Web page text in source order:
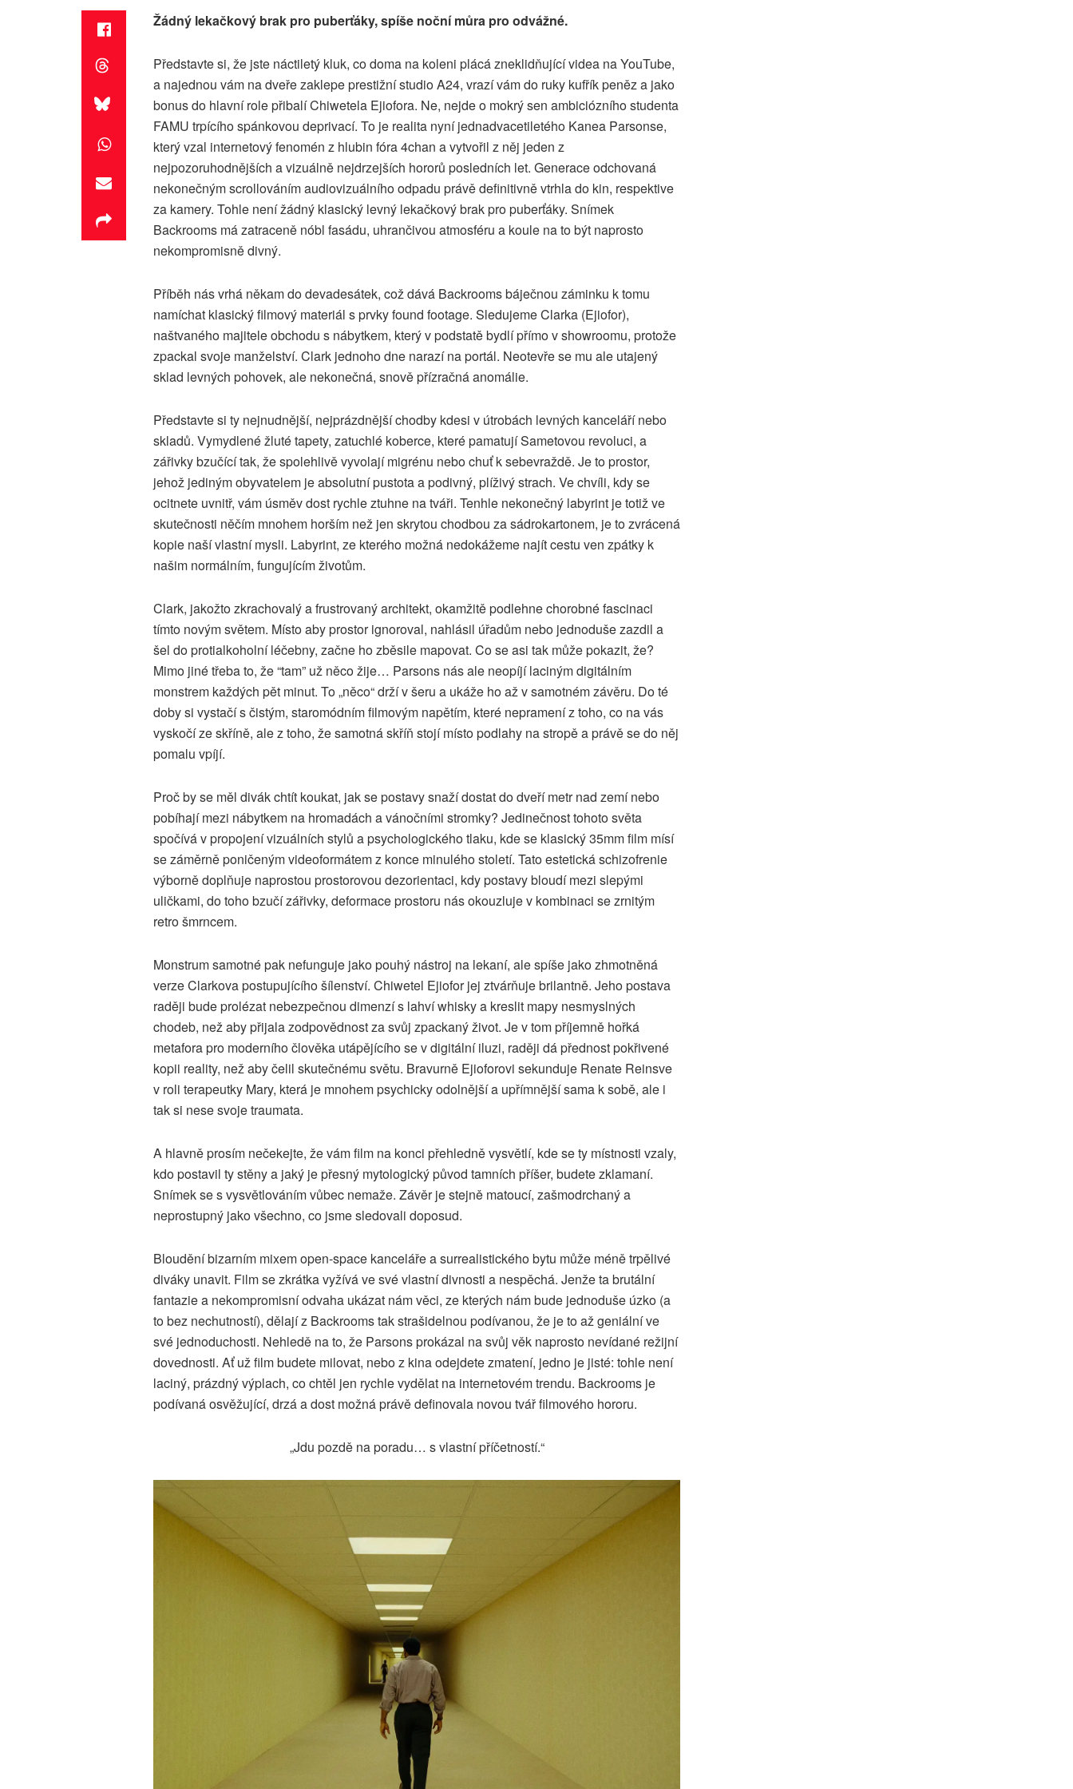
Žádný lekačkový brak pro puberťáky, spíše noční můra pro odvážné.
Představte si, že jste náctiletý kluk, co doma na koleni plácá zneklidňující videa na YouTube,
a najednou vám na dveře zaklepe prestižní studio A24, vrazí vám do ruky kufřík peněz a jako
bonus do hlavní role přibalí Chiwetela Ejiofora. Ne, nejde o mokrý sen ambiciózního studenta
FAMU trpícího spánkovou deprivací. To je realita nyní jednadvacetiletého Kanea Parsonse,
který vzal internetový fenomén z hlubin fóra 4chan a vytvořil z něj jeden z
nejpozoruhodnějších a vizuálně nejdrzejších hororů posledních let. Generace odchovaná
nekonečným scrollováním audiovizuálního odpadu právě definitivně vtrhla do kin, respektive
za kamery. Tohle není žádný klasický levný lekačkový brak pro puberťáky. Snímek
Backrooms má zatraceně nóbl fasádu, uhrančivou atmosféru a koule na to být naprosto
nekompromisně divný.
Příběh nás vrhá někam do devadesátek, což dává Backrooms báječnou záminku k tomu
namíchat klasický filmový materiál s prvky found footage. Sledujeme Clarka (Ejiofor),
naštvaného majitele obchodu s nábytkem, který v podstatě bydlí přímo v showroomu, protože
zpackal svoje manželství. Clark jednoho dne narazí na portál. Neotevře se mu ale utajený
sklad levných pohovek, ale nekonečná, snově přízračná anomálie.
Představte si ty nejnudnější, nejprázdnější chodby kdesi v útrobách levných kanceláří nebo
skladů. Vymydlené žluté tapety, zatuchlé koberce, které pamatují Sametovou revoluci, a
zářivky bzučící tak, že spolehlivě vyvolají migrénu nebo chuť k sebevraždě. Je to prostor,
jehož jediným obyvatelem je absolutní pustota a podivný, plíživý strach. Ve chvíli, kdy se
ocitnete uvnitř, vám úsměv dost rychle ztuhne na tváři. Tenhle nekonečný labyrint je totiž ve
skutečnosti něčím mnohem horším než jen skrytou chodbou za sádrokartonem, je to zvrácená
kopie naší vlastní mysli. Labyrint, ze kterého možná nedokážeme najít cestu ven zpátky k
našim normálním, fungujícím životům.
Clark, jakožto zkrachovalý a frustrovaný architekt, okamžitě podlehne chorobné fascinaci
tímto novým světem. Místo aby prostor ignoroval, nahlásil úřadům nebo jednoduše zazdil a
šel do protialkoholní léčebny, začne ho zběsile mapovat. Co se asi tak může pokazit, že?
Mimo jiné třeba to, že “tam” už něco žije… Parsons nás ale neopíjí laciným digitálním
monstrem každých pět minut. To „něco“ drží v šeru a ukáže ho až v samotném závěru. Do té
doby si vystačí s čistým, staromódním filmovým napětím, které nepramení z toho, co na vás
vyskočí ze skříně, ale z toho, že samotná skříň stojí místo podlahy na stropě a právě se do něj
pomalu vpíjí.
Proč by se měl divák chtít koukat, jak se postavy snaží dostat do dveří metr nad zemí nebo
pobíhají mezi nábytkem na hromadách a vánočními stromky? Jedinečnost tohoto světa
spočívá v propojení vizuálních stylů a psychologického tlaku, kde se klasický 35mm film mísí
se záměrně poničeným videoformátem z konce minulého století. Tato estetická schizofrenie
výborně doplňuje naprostou prostorovou dezorientaci, kdy postavy bloudí mezi slepými
uličkami, do toho bzučí zářivky, deformace prostoru nás okouzluje v kombinaci se zrnitým
retro šmrncem.
Monstrum samotné pak nefunguje jako pouhý nástroj na lekaní, ale spíše jako zhmotněná
verze Clarkova postupujícího šílenství. Chiwetel Ejiofor jej ztvárňuje brilantně. Jeho postava
raději bude prolézat nebezpečnou dimenzí s lahví whisky a kreslit mapy nesmyslných
chodeb, než aby přijala zodpovědnost za svůj zpackaný život. Je v tom příjemně hořká
metafora pro moderního člověka utápějícího se v digitální iluzi, raději dá přednost pokřivené
kopii reality, než aby čelil skutečnému světu. Bravurně Ejioforovi sekunduje Renate Reinsve
v roli terapeutky Mary, která je mnohem psychicky odolnější a upřímnější sama k sobě, ale i
tak si nese svoje traumata.
A hlavně prosím nečekejte, že vám film na konci přehledně vysvětlí, kde se ty místnosti vzaly,
kdo postavil ty stěny a jaký je přesný mytologický původ tamních příšer, budete zklamaní.
Snímek se s vysvětlováním vůbec nemaže. Závěr je stejně matoucí, zašmodrchaný a
neprostupný jako všechno, co jsme sledovali doposud.
Bloudění bizarním mixem open-space kanceláře a surrealistického bytu může méně trpělivé
diváky unavit. Film se zkrátka vyžívá ve své vlastní divnosti a nespěchá. Jenže ta brutální
fantazie a nekompromisní odvaha ukázat nám věci, ze kterých nám bude jednoduše úzko (a
to bez nechutností), dělají z Backrooms tak strašidelnou podívanou, že je to až geniální ve
své jednoduchosti. Nehledě na to, že Parsons prokázal na svůj věk naprosto nevídané režijní
dovednosti. Ať už film budete milovat, nebo z kina odejdete zmatení, jedno je jisté: tohle není
laciný, prázdný výplach, co chtěl jen rychle vydělat na internetovém trendu. Backrooms je
podívaná osvěžující, drzá a dost možná právě definovala novou tvář filmového hororu.
„Jdu pozdě na poradu… s vlastní příčetností.“